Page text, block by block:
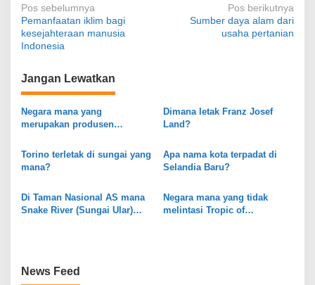
N
a
v
i
g
a
s
i
p
o
s
Pos sebelumnya
Pemanfaatan iklim bagi
kesejahteraan manusia
Indonesia
Pos berikutnya
Sumber daya alam dari
usaha pertanian
Jangan Lewatkan
Negara mana yang
merupakan produsen
Dimana letak Franz Josef
Land?
Torino terletak di sungai yang
mana?
Apa nama kota terpadat di
Selandia Baru?
Di Taman Nasional AS mana
Snake River (Sungai Ular)
Negara mana yang tidak
melintasi Tropic of
News Feed